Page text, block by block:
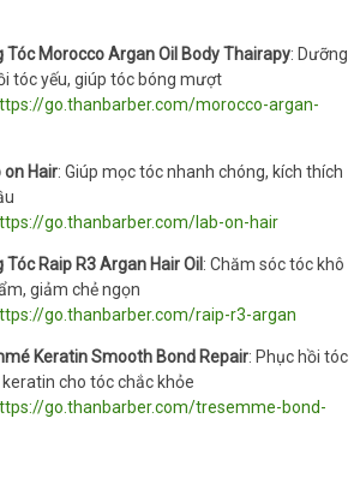
Tóc Morocco Argan Oil Body Thairapy: Dưỡng
tóc yếu, giúp tóc bóng mượt
go.thanbarber.com/morocco-argan-
on Hair: Giúp mọc tóc nhanh chóng, kích thích
go.thanbarber.com/lab-on-hair
Raip R3 Argan Hair Oil: Chăm sóc tóc khô
giảm chẻ ngọn
go.thanbarber.com/raip-r3-argan
Keratin Smooth Bond Repair: Phục hồi tóc
cho tóc chắc khỏe
go.thanbarber.com/tresemme-bond-